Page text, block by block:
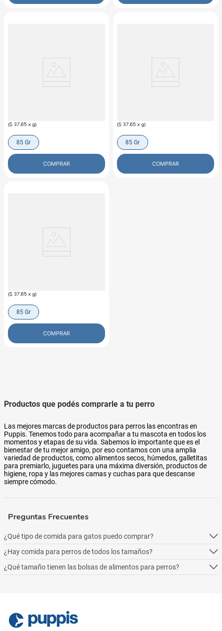
($ 37,65 x g)
85 Gr
COMPRAR
($ 37,65 x g)
85 Gr
COMPRAR
($ 37,65 x g)
85 Gr
COMPRAR
Productos que podés comprarle a tu perro
Las mejores marcas de productos para perros las encontras en
Puppis. Tenemos todo para acompañar a tu mascota en todos los
momentos y etapas de su vida. Sabemos lo importante que es el
bienestar de tu mejor amigo, por eso contamos con una amplia
variedad de productos, como alimentos secos, húmedos, galletitas
para premiarlo, juguetes para una máxima diversión, productos de
higiene, ropa y las mejores camas y cuchas para que descanse
siempre cómodo.
Preguntas Frecuentes
¿Qué tipo de comida para gatos puedo comprar?
Podés comprar online 5 tipos: alimento seco para perros, alimento
húmedo, alimento medicado, para necesidades especialesy alimentos
¿Hay comida para perros de todos los tamaños?
Podés comprar online 5 tipos: alimento seco para perros, alimento
¿Qué tamaño tienen las bolsas de alimentos para perros?